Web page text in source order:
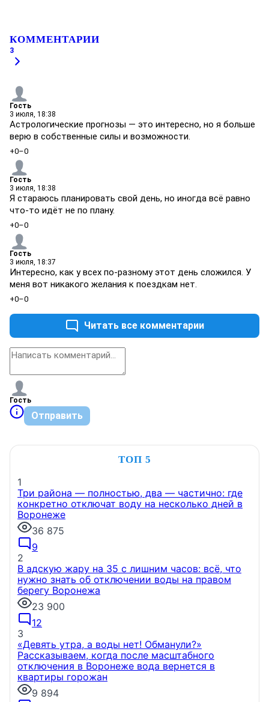
КОММЕНТАРИИ
3
Гость
3 июля, 18:38
Астрологические прогнозы — это интересно, но я больше
верю в собственные силы и возможности.
+0–0
Гость
3 июля, 18:38
Я стараюсь планировать свой день, но иногда всё равно
что-то идёт не по плану.
+0–0
Гость
3 июля, 18:37
Интересно, как у всех по-разному этот день сложился. У
меня вот никакого желания к поездкам нет.
+0–0
Читать все комментарии
Гость
Отправить
ТОП 5
1
Три района — полностью, два — частично: где
конкретно отключат воду на несколько дней в
Воронеже
36 875
9
2
В адскую жару на 35 с лишним часов: всё, что
нужно знать об отключении воды на правом
берегу Воронежа
23 900
12
3
«Девять утра, а воды нет! Обманули?»
Рассказываем, когда после масштабного
отключения в Воронеже вода вернется в
квартиры горожан
9 894